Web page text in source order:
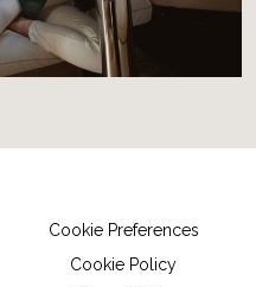
Cookie Preferences
Cookie Policy